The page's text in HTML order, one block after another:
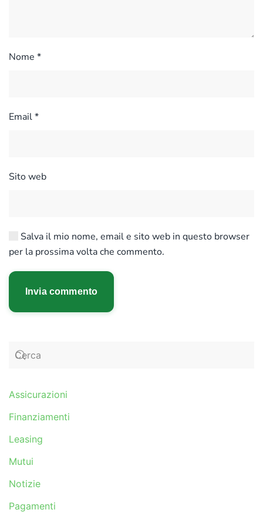
Nome *
Email*
Sito web
Salva il mio nome, email e sito web in questo browser
per la prossima volta che commento.
Invia commento
Assicurazioni
Finanziamenti
Leasing
Mutui
Notizie
Pagamenti